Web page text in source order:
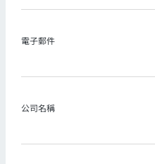
電子郵件
公司名稱